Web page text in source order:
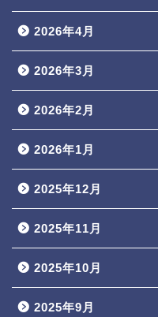
2026年4月
2026年3月
2026年2月
2026年1月
2025年12月
2025年11月
2025年10月
2025年9月